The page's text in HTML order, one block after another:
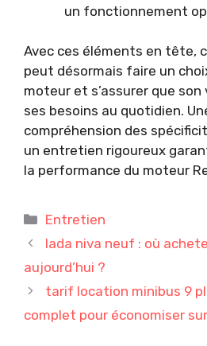
un fonctionnement
Avec ces éléments en tête,
peut désormais faire un
moteur et s’assurer que son
ses besoins au quotidien.
compréhension des
un entretien rigoureux
la performance du moteur
Catégories
Entretien
lada niva neuf : où
aujourd’hui ?
tarif location minibus 9
complet pour économiser